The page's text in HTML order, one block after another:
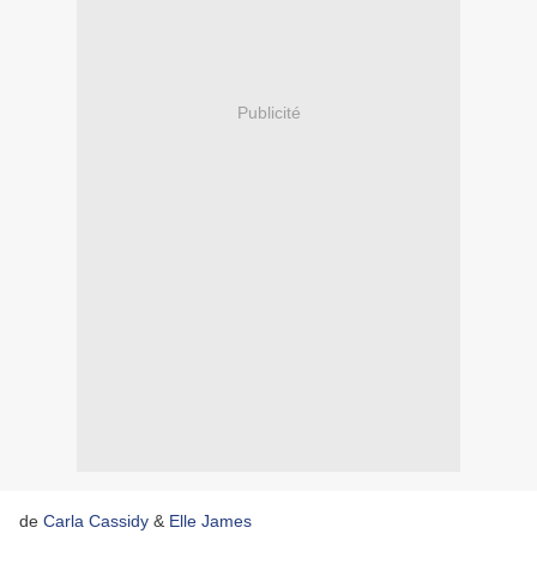
Publicité
de Carla Cassidy & Elle James